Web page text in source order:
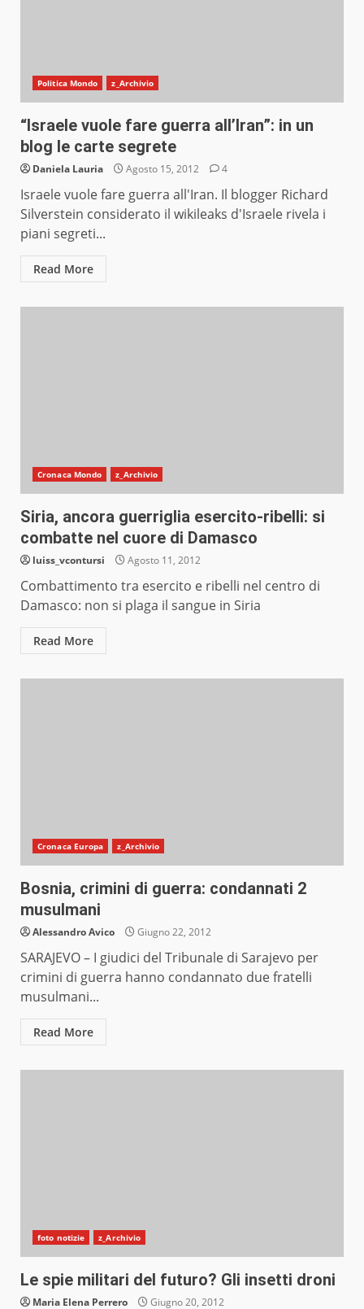
Politica Mondo z_Archivio
“Israele vuole fare guerra all’Iran”: in un
blog le carte segrete
Daniela Lauria Agosto 15, 2012 4
Israele vuole fare guerra all'Iran. Il blogger Richard
Silverstein considerato il wikileaks d'Israele rivela i
piani segreti...
Read More
Cronaca Mondo z_Archivio
Siria, ancora guerriglia esercito-ribelli: si
combatte nel cuore di Damasco
luiss_vcontursi Agosto 11, 2012
Combattimento tra esercito e ribelli nel centro di
Damasco: non si plaga il sangue in Siria
Read More
Cronaca Europa z_Archivio
Bosnia, crimini di guerra: condannati 2
musulmani
Alessandro Avico Giugno 22, 2012
SARAJEVO – I giudici del Tribunale di Sarajevo per
crimini di guerra hanno condannato due fratelli
musulmani...
Read More
foto notizie z_Archivio
Le spie militari del futuro? Gli insetti droni
Maria Elena Perrero Giugno 20, 2012